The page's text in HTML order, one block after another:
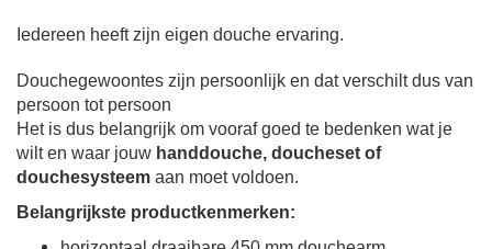
Iedereen heeft zijn eigen douche ervaring.
Douchegewoontes zijn persoonlijk en dat verschilt dus van
persoon tot persoon
Het is dus belangrijk om vooraf goed te bedenken wat je
wilt en waar jouw handdouche, doucheset of
douchesysteem aan moet voldoen.
Belangrijkste productkenmerken: